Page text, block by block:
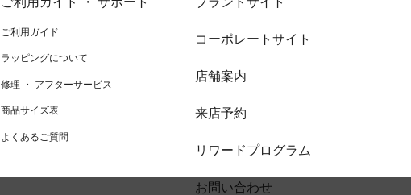
ご利用ガイド
ラッピングについて
修理 ・ アフターサービス
商品サイズ表
よくあるご質問
コーポレートサイト
店舗案内
来店予約
リワードプログラム
お問い合わせ